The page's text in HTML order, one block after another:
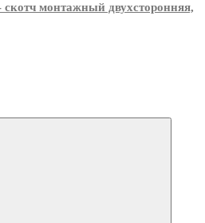
скотч монтажный двухсторонняя,